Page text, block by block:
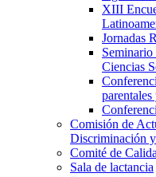
XIII
Jornadas
Seminario
Ciencias
Comisión de
Discriminación
Comité de
Sala de lactancia